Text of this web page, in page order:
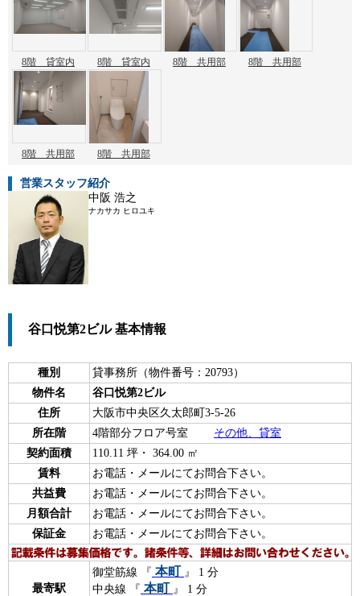
8階 貸室内 8階 貸室内 8階 共用部 8階 共用部
8階 共用部 8階 共用部
営業スタッフ紹介
中阪 浩之
ナカサカ ヒロユキ
谷口悦第2ビル 基本情報
種別
貸事務所（物件番号：20793）
物件名
谷口悦第2ビル
住所
大阪市中央区久太郎町3-5-26
所在階
4階部分フロア号室 その他、貸室
契約面積
110.11 坪・ 364.00 ㎡
賃料
お電話・メールにてお問合下さい。
共益費
お電話・メールにてお問合下さい。
月額合計
お電話・メールにてお問合下さい。
保証金
お電話・メールにてお問合下さい。
最寄駅
御堂筋線 『 本町 』 1 分
中央線 『 本町 』 1 分